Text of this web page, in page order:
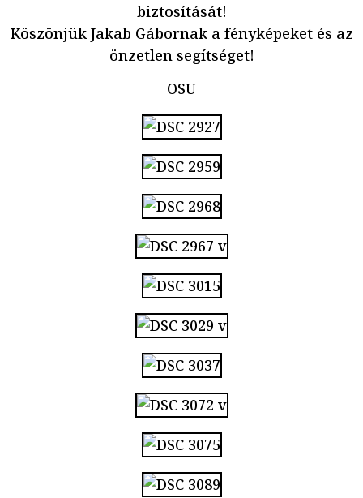
biztosítását!
Köszönjük Jakab Gábornak a fényképeket és az
önzetlen segítséget!
OSU